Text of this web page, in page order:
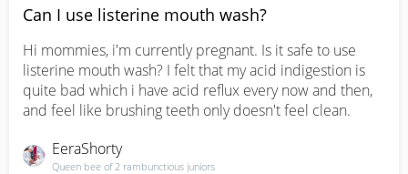
Can I use listerine mouth wash?
Hi mommies, i'm currently pregnant. Is it safe to use
listerine mouth wash? I felt that my acid indigestion is
quite bad which i have acid reflux every now and then,
and feel like brushing teeth only doesn't feel clean.
EeraShorty
Queen bee of 2 rambunctious juniors